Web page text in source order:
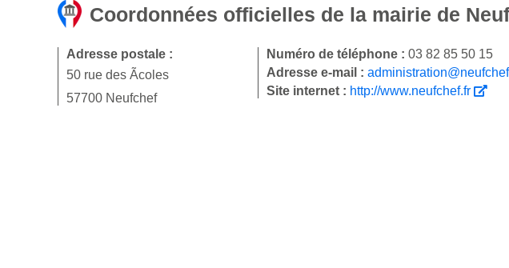
Coordonnées officielles de la mairie de
Adresse postale :
50 rue des Ãcoles
57700 Neufchef
Numéro de téléphone : 03 82 85 50 15
Adresse e-mail :
Site internet : http://www.neufchef.fr